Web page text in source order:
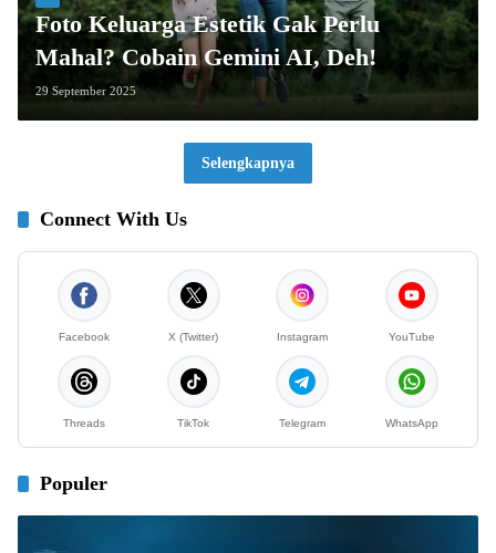
Foto Keluarga Estetik Gak Perlu
Mahal? Cobain Gemini AI, Deh!
29 September 2025
Selengkapnya
Connect With Us
Facebook X (Twitter) Instagram YouTube
Threads TikTok Telegram WhatsApp
Populer